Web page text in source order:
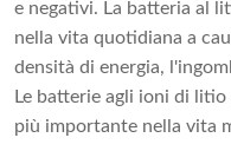
e negativi. La batteria al
nella vita quotidiana a
densità di energia,
Le batterie agli ioni di
più importante nella vita